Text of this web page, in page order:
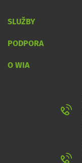
SLUŽBY
PODPORA
O WIA